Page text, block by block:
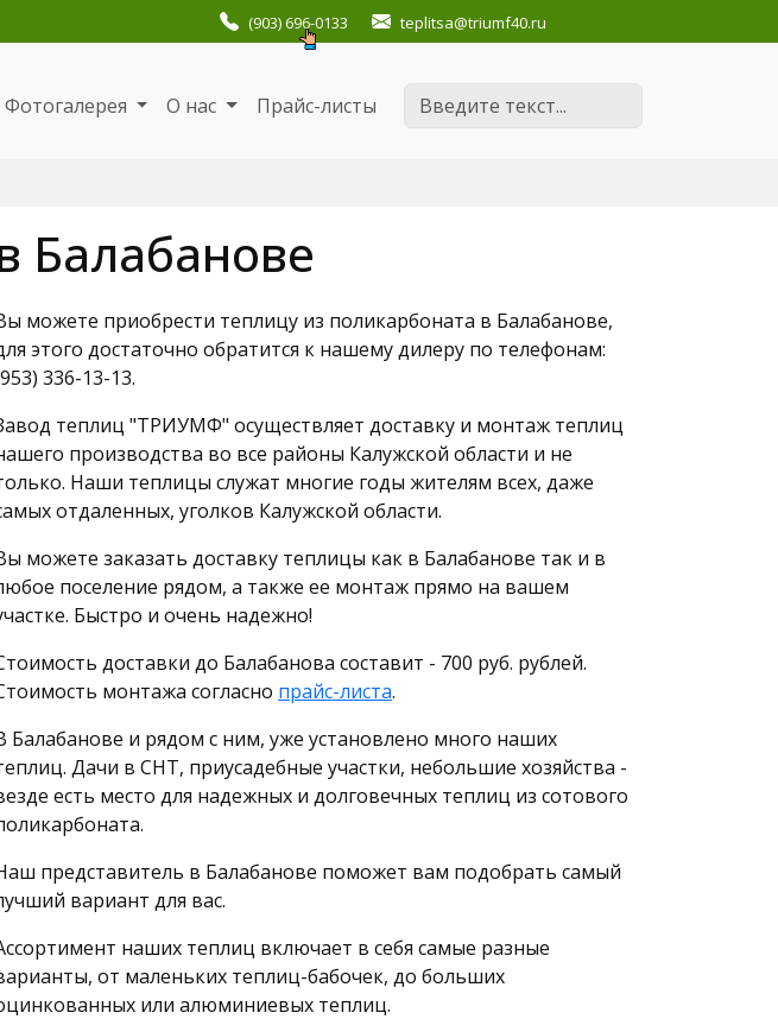
(903) 696-0133 teplitsa@triumf40.ru
Фотогалерея О нас Прайс-листы Поиск
Балабанове
можете приобрести теплицу из поликарбоната в Балабанове,
этого достаточно обратится к нашему дилеру по телефонам:
336-13-13.
теплиц "ТРИУМФ" осуществляет доставку и монтаж теплиц
производства во все районы Калужской области и не
Наши теплицы служат многие годы жителям всех, даже
отдаленных, уголков Калужской области.
можете заказать доставку теплицы как в Балабанове так и в
поселение рядом, а также ее монтаж прямо на вашем
Быстро и очень надежно!
доставки до Балабанова составит - 700 руб. рублей.
монтажа согласно прайс-листа.
Балабанове и рядом с ним, уже установлено много наших
Дачи в СНТ, приусадебные участки, небольшие хозяйства -
есть место для надежных и долговечных теплиц из сотового
представитель в Балабанове поможет вам подобрать самый
вариант для вас.
наших теплиц включает в себя самые разные
от маленьких теплиц-бабочек, до больших
или алюминиевых теплиц.